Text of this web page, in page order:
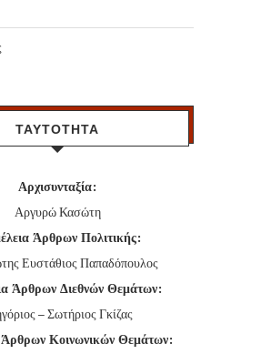
ΤΑΥΤΟΤΗΤΑ
Αρχισυνταξία:
Αργυρώ Κασώτη
Άρθρων Πολιτικής:
Ευστάθιος Παπαδόπουλος
Άρθρων Διεθνών Θεμάτων:
– Σωτήριος Γκίζας
Άρθρων Κοινωνικών Θεμάτων: